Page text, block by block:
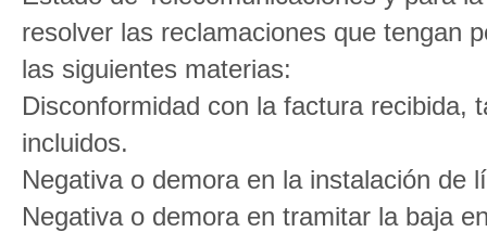
resolver las reclamaciones que tengan
las siguientes materias:
Disconformidad con la factura recibida,
incluidos.
Negativa o demora en la instalación de
Negativa o demora en tramitar la baja